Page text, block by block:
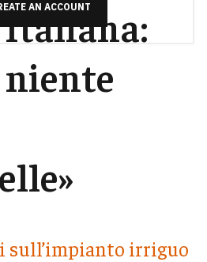
AN ACCOUNT
niente
sull’impianto irriguo